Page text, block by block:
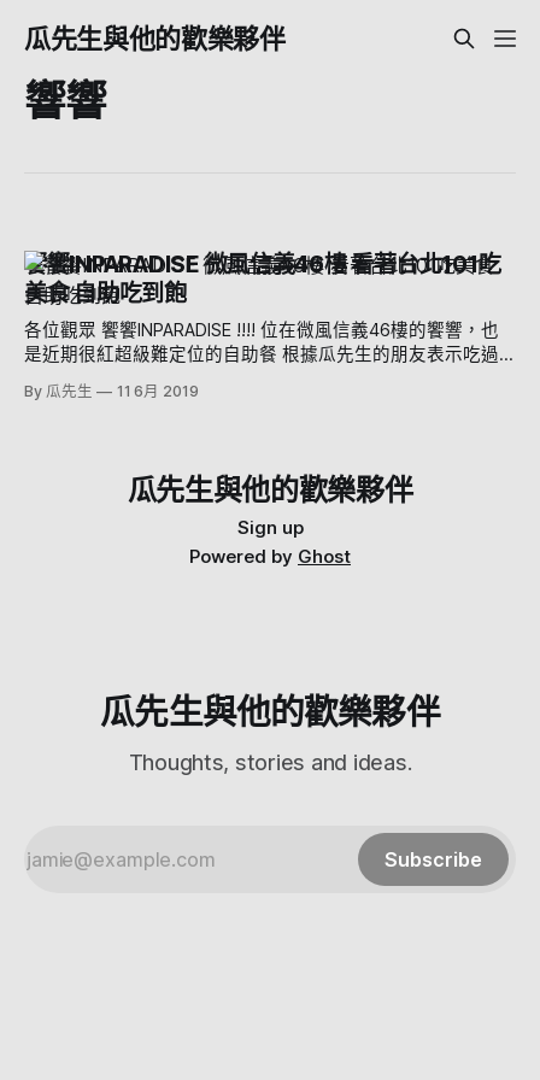
瓜先生與他的歡樂夥伴
響響
饗饗INPARADISE 微風信義46樓 看著台北101吃
美食 自助吃到飽
各位觀眾 饗饗INPARADISE !!!! 位在微風信義46樓的饗響，也
是近期很紅超級難定位的自助餐 根據瓜先生的朋友表示吃過
的都說好棒棒，那今日就讓我們會會他！ 景觀+美食，兩個願
望一次滿足 好啦先承認，本來是想去45樓莫爾頓牛排館的 但
跟饗食天堂同個集團 所以其實就是升級版的響食天堂(欸 裡面
的蛤蠣湯跟牛肉湯都一樣哦哈哈哈哈哈，但是食材的等級有差
那饗饗跟饗食天堂最大的不同除了食材不一樣之外，這個景色
大樓入口進入 跟旁邊的工作人
By 瓜先生 11 6月 2019
瓜先生與他的歡樂夥伴
Sign up
Powered by Ghost
瓜先生與他的歡樂夥伴
Thoughts, stories and ideas.
Subscribe